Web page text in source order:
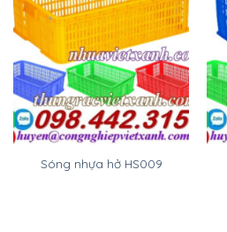
Sóng nhựa hở HS009